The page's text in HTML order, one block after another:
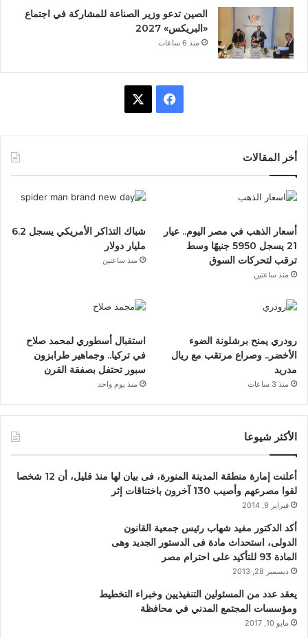
الصين تدعو وزير الصناعة للمشاركة في اجتماع
«البريكس» 2027
منذ 6 ساعات
ك
أخر المقالات
أسعار الذهب في مصر اليوم.. عيار
21 يسجل 5950 جنيهًا وسط
ترقب لتحركات السوق
منذ ساعتين
شباك التذاكر الأمريكي يسجل 6.2
مليار دولار
منذ ساعتين
رودري يمنح برشلونة الضوء
الأخضر.. وصراع مرتقب مع ريال
مدريد
منذ 3 ساعات
استقبال أسطوري لمحمد صلاح
في تركيا.. وجماهير طرابزون
سبور تحتفل بصفقة القرن
منذ يوم واحد
الأكثر شيوعا
أعلنت إمارة منطقة المدينة المنورة، فى بيان لها منذ قليل، أن 12 شخصا
لقوا مصرعهم وأصيب 130 آخرون باختناقات إثر
فبراير 9, 2014
أكد الدكتور مفيد شهاب رئيس جمعية القانون
الدولى، استحداث مادة فى الدستور الجديد وهى
المادة 93 للتأكيد على احترام مصر
ديسمبر 28, 2013
يعقد عدد من المسئولين التنفيذيين وخبراء التخطيط
ومؤسسات المجتمع المدني في محافظة
مايو 10, 2017